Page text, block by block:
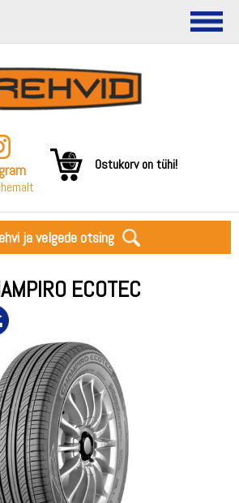
Ostukorv on tühi!
ja velgede otsing
ECOTEC